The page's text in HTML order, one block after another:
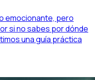
emocionante, pero
si no sabes por dónde
una guía práctica